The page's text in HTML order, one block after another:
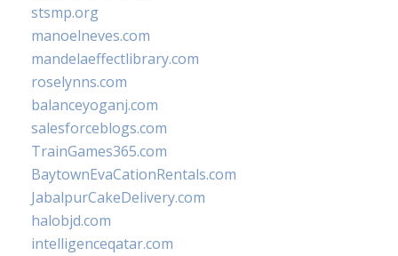
stsmp.org
manoelneves.com
mandelaeffectlibrary.com
roselynns.com
balanceyoganj.com
salesforceblogs.com
TrainGames365.com
BaytownEvaCationRentals.com
JabalpurCakeDelivery.com
halobjd.com
intelligenceqatar.com